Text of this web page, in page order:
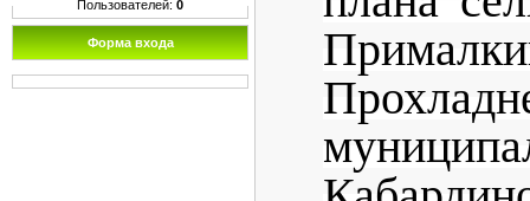
Пользователей: 0
Форма входа